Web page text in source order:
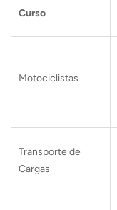
Curso
Motociclistas
Transporte de
Cargas